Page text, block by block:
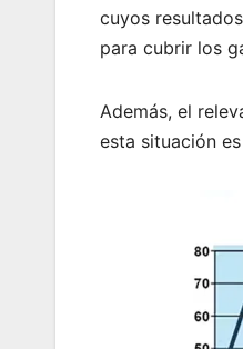
cuyos
para cubrir los
Además, el
esta situación